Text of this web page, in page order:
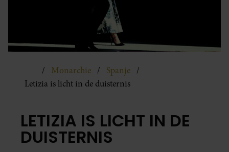
Monarchie
Spanje
Letizia is licht in de duisternis
LETIZIA IS LICHT IN DE
DUISTERNIS